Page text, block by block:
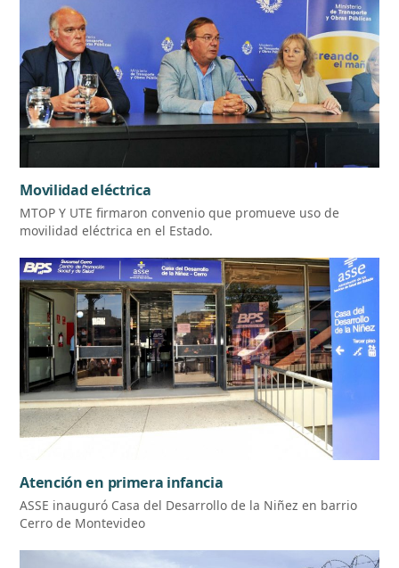
Movilidad eléctrica
MTOP Y UTE firmaron convenio que promueve uso de
movilidad eléctrica en el Estado.
Atención en primera infancia
ASSE inauguró Casa del Desarrollo de la Niñez en barrio
Cerro de Montevideo